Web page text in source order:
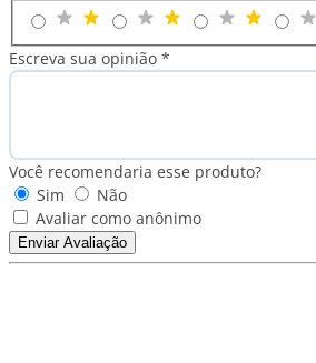
Escreva sua opinião *
Você recomendaria esse produto?
Sim
Não
Avaliar como anônimo
Enviar Avaliação